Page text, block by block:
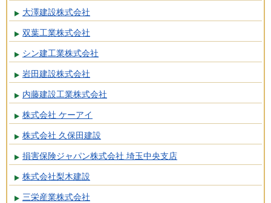
大澤建設株式会社
双葉工業株式会社
シン建工業株式会社
岩田建設株式会社
内藤建設工業株式会社
株式会社 ケーアイ
株式会社 久保田建設
損害保険ジャパン株式会社 埼玉中央支店
株式会社梨木建設
三栄産業株式会社